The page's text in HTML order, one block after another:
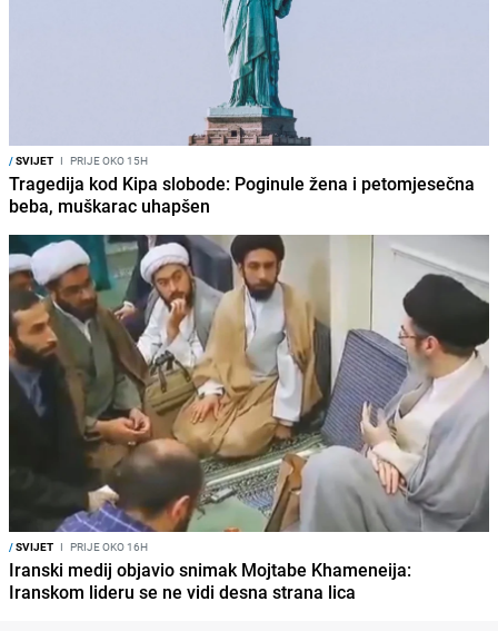
/SVIJET I PRIJE OKO 15H
Tragedija kod Kipa slobode: Poginule žena i petomjesečna
beba, muškarac uhapšen
/SVIJET I PRIJE OKO 16H
Iranski medij objavio snimak Mojtabe Khameneija:
Iranskom lideru se ne vidi desna strana lica